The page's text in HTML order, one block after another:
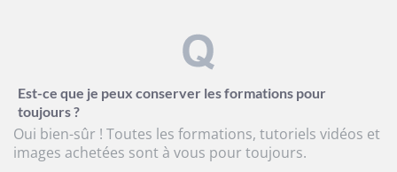
Est-ce que je peux conserver les formations pour
toujours ?
Oui bien-sûr ! Toutes les formations, tutoriels vidéos et
images achetées sont à vous pour toujours.